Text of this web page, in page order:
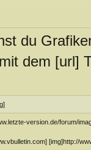
du
dem [url]
version.de/forum/
[img]http://